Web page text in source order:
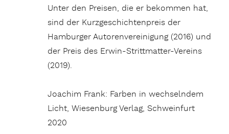
Unter den Preisen, die er bekommen hat,
sind der Kurzgeschichtenpreis der
Hamburger Autorenvereinigung (2016) und
der Preis des Erwin-Strittmatter-Vereins
(2019).
Joachim Frank: Farben in wechselndem
Licht, Wiesenburg Verlag, Schweinfurt
2020